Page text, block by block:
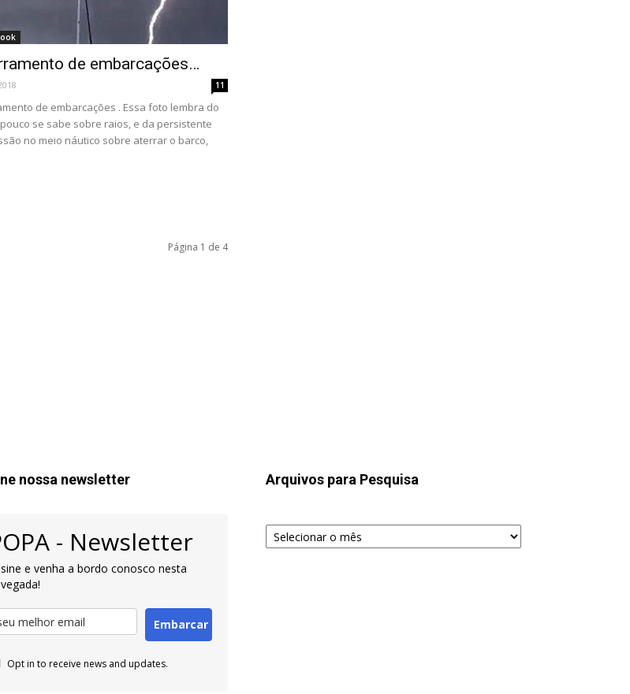
de embarcações…
11
de embarcações . Essa foto lembra do
se sabe sobre raios, e da persistente
no meio náutico sobre aterrar o barco,
Página 1 de 4
nossa newsletter
- Newsletter
e venha a bordo conosco nesta
Embarcar
Opt in to receive news and updates.
Arquivos para Pesquisa
Arquivos
para